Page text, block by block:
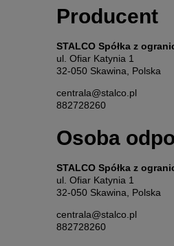
Producent
STALCO Spółka z
ul. Ofiar Katynia 1
32-050 Skawina, Polska
centrala@stalco.pl
882728260
Osoba
STALCO Spółka z
ul. Ofiar Katynia 1
32-050 Skawina, Polska
centrala@stalco.pl
882728260